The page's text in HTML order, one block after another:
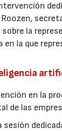
la
en la que
en la
de las